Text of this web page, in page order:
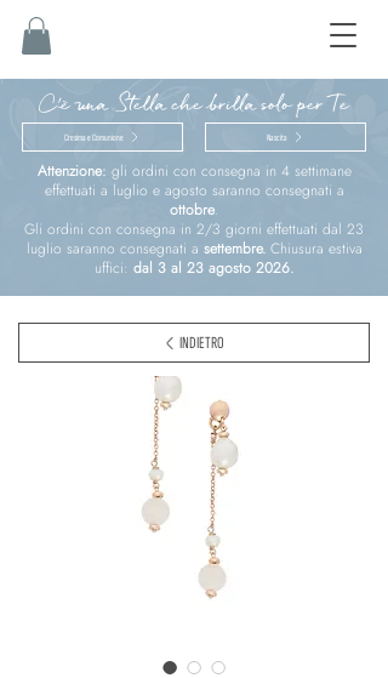
C'è una Stella che brilla solo per Te
Cresima e Comunione Nascita
Attenzione: gli ordini con consegna in 4 settimane
effettuati a luglio e agosto saranno consegnati a
ottobre.
Gli ordini con consegna in 2/3 giorni effettuati dal 23
luglio saranno consegnati a settembre.Chiusura estiva
uffici: dal 3 al 23 agosto 2026.
INDIETRO